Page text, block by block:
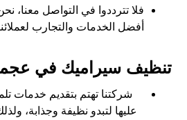
فلا تترددوا في التواصل معنا،
أفضل الخدمات والتجارب
تنظيف سيراميك في
شركتنا تهتم بتقديم خدمات
عليها لتبدو نظيفة وجذابة،